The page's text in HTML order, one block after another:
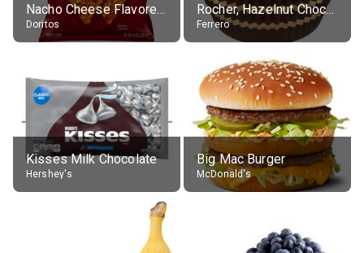
Nacho Cheese Flavored Tortilla Chips
Doritos
Rocher, Hazelnut Chocolate Ball
Ferrero
Kisses Milk Chocolate
Hershey's
Big Mac Burger
McDonald's